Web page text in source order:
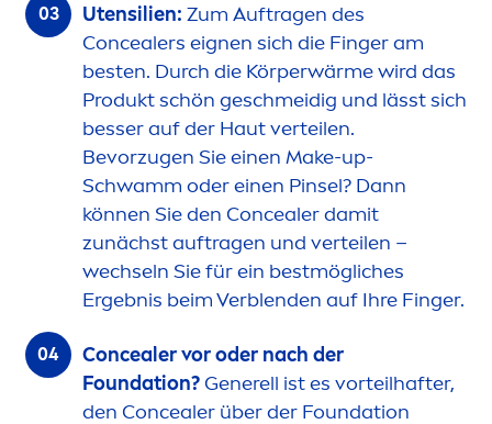
Utensilien: Zum Auftragen des
Concealers eignen sich die Finger am
besten. Durch die Körperwärme wird das
Produkt schön geschmeidig und lässt sich
besser auf der Haut verteilen.
Bevorzugen Sie einen Make-up-
Schwamm oder einen Pinsel? Dann
können Sie den Concealer damit
zunächst auftragen und verteilen –
wechseln Sie für ein bestmögliches
Ergebnis beim Verblenden auf Ihre Finger.
Concealer vor oder nach der
Foundation? Generell ist es vorteilhafter,
den Concealer über der Foundation